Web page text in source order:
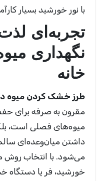
با نور خورشید بسیار
تجربه‌ای
نگهداری
خانه
طرز خشک کردن میوه
مقرون به صرفه برای
میوه‌های فصلی است،
داشتن میان‌وعده‌ای
می‌شود. با انتخاب روش
خورشید، فر یا